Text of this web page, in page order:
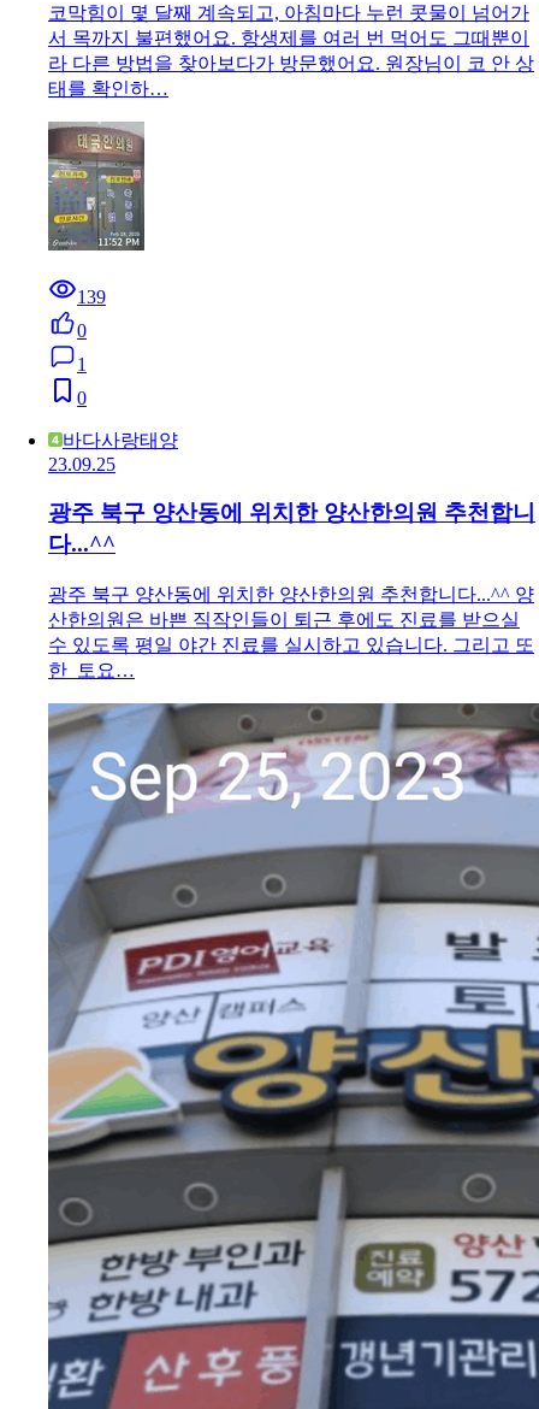
코막힘이 몇 달째 계속되고, 아침마다 누런 콧물이 넘어가
서 목까지 불편했어요. 항생제를 여러 번 먹어도 그때뿐이
라 다른 방법을 찾아보다가 방문했어요. 원장님이 코 안 상
태를 확인하…
139
0
1
0
바다사랑태양
23.09.25
광주 북구 양산동에 위치한 양산한의원 추천합니
다...^^
광주 북구 양산동에 위치한 양산한의원 추천합니다...^^ 양
산한의원은 바쁜 직작인들이 퇴근 후에도 진료를 받으실
수 있도록 평일 야간 진료를 실시하고 있습니다. 그리고 또
한 토요…